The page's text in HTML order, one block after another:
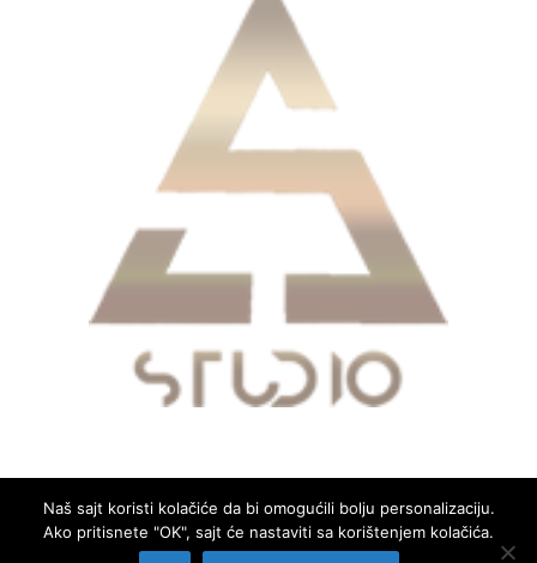
Copyright © 2026 Glas Mrkojevića. All rights reserved.
Naš sajt koristi kolačiće da bi omogućili bolju personalizaciju.
Ako pritisnete "OK", sajt će nastaviti sa korištenjem kolačića.